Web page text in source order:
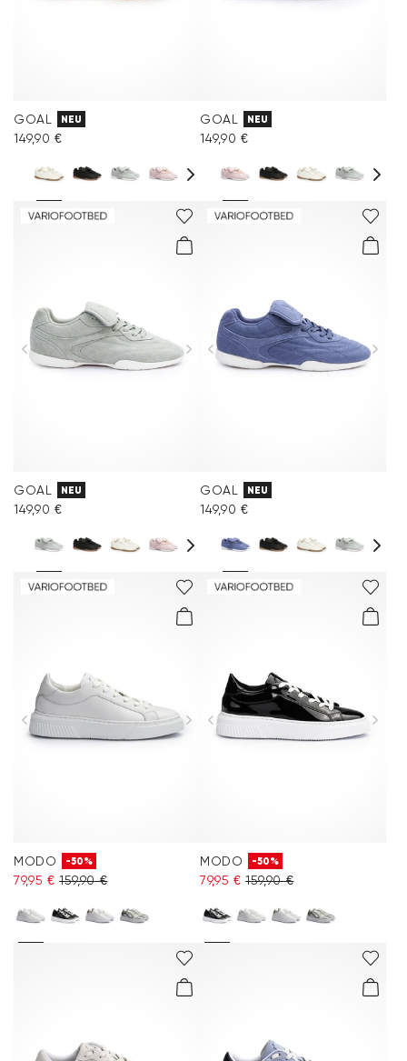
GOAL NEU
149,90 €
GOAL NEU
149,90 €
GOAL NEU
149,90 €
GOAL NEU
149,90 €
MODO -50%
79,95 € 159,90 €
MODO -50%
79,95 € 159,90 €